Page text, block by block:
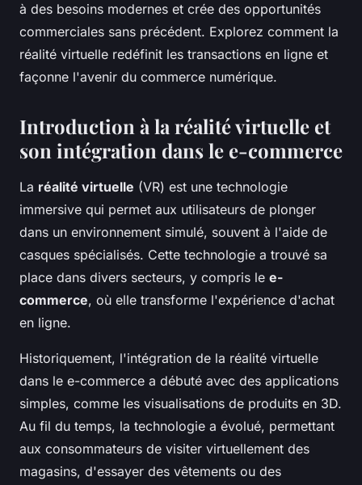
à des besoins modernes et crée des opportunités
commerciales sans précédent. Explorez comment la
réalité virtuelle redéfinit les transactions en ligne et
façonne l'avenir du commerce numérique.
Introduction à la réalité virtuelle et
son intégration dans le e-commerce
La réalité virtuelle (VR) est une technologie
immersive qui permet aux utilisateurs de plonger
dans un environnement simulé, souvent à l'aide de
casques spécialisés. Cette technologie a trouvé sa
place dans divers secteurs, y compris le e-
commerce, où elle transforme l'expérience d'achat
en ligne.
Historiquement, l'intégration de la réalité virtuelle
dans le e-commerce a débuté avec des applications
simples, comme les visualisations de produits en 3D.
Au fil du temps, la technologie a évolué, permettant
aux consommateurs de visiter virtuellement des
magasins, d'essayer des vêtements ou des